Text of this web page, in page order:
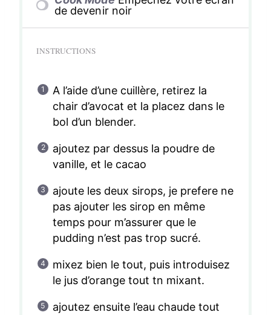
de devenir noir
INSTRUCTIONS
A l’aide d’une cuillère, retirez la
chair d’avocat et la placez dans le
bol d’un blender.
ajoutez par dessus la poudre de
vanille, et le cacao
ajoute les deux sirops, je prefere ne
pas ajouter les sirop en même
temps pour m’assurer que le
pudding n’est pas trop sucré.
mixez bien le tout, puis introduisez
le jus d’orange tout tn mixant.
ajoutez ensuite l’eau chaude tout